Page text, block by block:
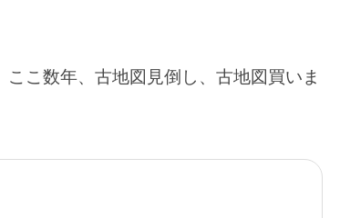
こ数年、古地図見倒し、古地図買いま